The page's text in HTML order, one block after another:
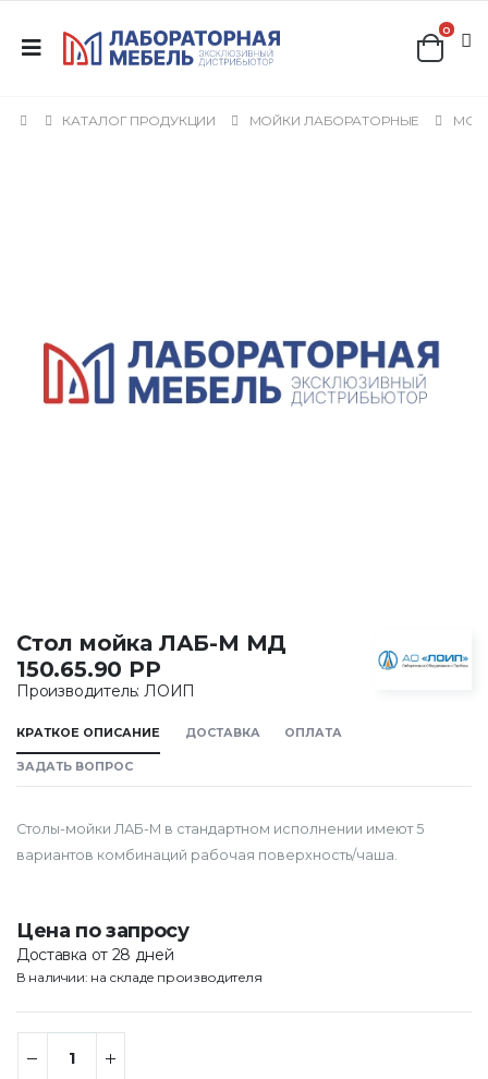
0
КАТАЛОГ ПРОДУКЦИИ МОЙКИ ЛАБОРАТОРНЫЕ
Стол мойка ЛАБ-М МД
150.65.90 РР
Производитель: ЛОИП
КРАТКОЕ ОПИСАНИЕ ДОСТАВКА ОПЛАТА
ЗАДАТЬ ВОПРОС
Столы-мойки ЛАБ-М в стандартном исполнении имеют 5
вариантов комбинаций рабочая поверхность/чаша.
Цена по запросу
Доставка от 28 дней
В наличии: на складе производителя